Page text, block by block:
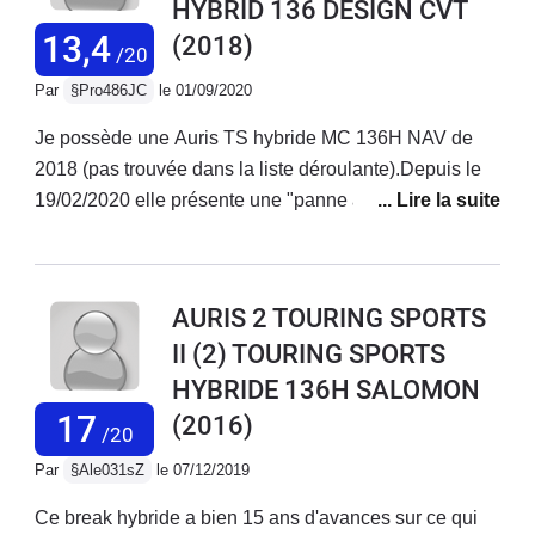
l'AURIS Touring Sport Hybride, je ne peux qu'apprécier
le confort et le côté pratique de cette dernière. Un bon
équipement et un look agréable. Une des meilleurs
voitures que j'ai pu avoir depuis 1973 (11 voitures et 1
500 000 km parcourus).
13,4/20
HYBRID 136 DESIGN CVT
(2018)
Par §Pro486JC le 01/09/2020
Je possède une Auris TS hybride MC 136H NAV de
2018 (pas trouvée dans la liste déroulante).Depuis le
19/02/2020 elle présente une "panne aléatoire" avec le
vitesses". Impossible alors de faire avancer ou reculer
réparation : changement du système de changement
de vitesses... Même panne 9 jours après. 2ème
remorquage chez le concessionnaire. Je suis privé de
ma voiture du 9 mars jusqu'au 23 juillet avec près de
900km en plus au compteur liés aux essais du garage
!!! Un technicien de Paris descendu dans le Midi avait
trouvé la cause : problème de connectique. Une
17 /20
AURIS 2 TOURING SPORTS
II (2) TOURING SPORTS
HYBRIDE 136H SALOMON
(2016)
Par §Ale031sZ le 07/12/2019
Ce break hybride a bien 15 ans d'avances sur ce qui